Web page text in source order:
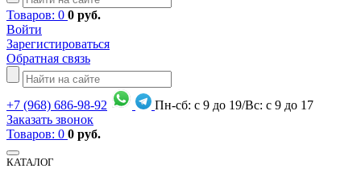
Товаров: 0 0 руб.
Войти
Зарегистироваться
Обратная связь
+7 (968) 686-98-92
Пн-сб: с 9 до 19/Вс: с 9 до 17
Заказать звонок
Товаров: 0 0 руб.
КАТАЛОГ